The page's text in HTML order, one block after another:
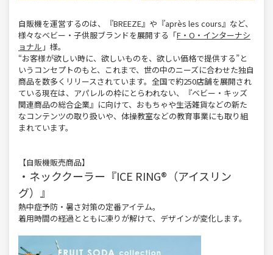
自販機を運営するのは、『BREEZE』や『après les cours』など、
様々なベビー・子供服ブランドを展開する「F・O・インターナシ
ョナル 」様。
“お客様が欲しい時に、欲しいものを、欲しい価格で提供する”と
いうコンセプトのもと、これまで、世の中のニーズに合わせた独自
商品を数多くリリースされています。全国で約250店舗を展開され
ている現在は、アパレルの枠にとらわれない、『ベビー・キッズ
関連商品の総合企業』に向けて、おもちゃや生活雑貨などの新た
なコンテンツの取り扱いや、体操教室などの教育事業にも取り組
まれています。
【自販機販売商品】
・ネッククーラー『ICE RING®（アイスリン
グ）』
熱中症予防・暑さ対策の定番アイテム。
着用時間の経過とともに凍りが解けて、デザインが変化します。